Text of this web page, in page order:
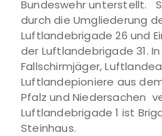
Bundeswehr unterstellt.
durch die Umgliederung
Luftlandebrigade 26 und
der Luftlandebrigade 31.
Fallschirmjäger,
Luftlandepioniere aus
Pfalz und Niedersachen
Luftlandebrigade 1 ist
Steinhaus.